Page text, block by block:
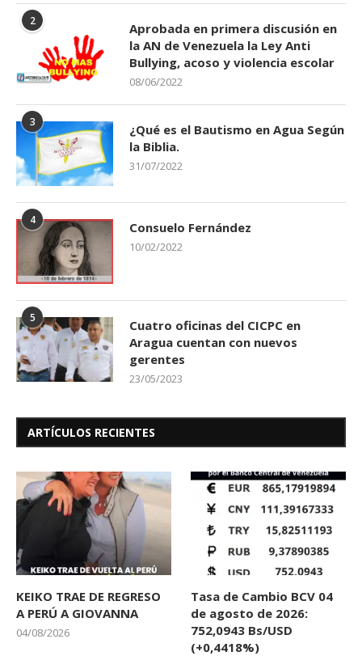
2
Aprobada en primera discusión en
la AN de Venezuela la Ley Anti
Bullying, acoso y violencia escolar
08/06/2022
3
¿Qué es el Bautismo en Agua Según
la Biblia.
31/07/2022
4 Consuelo Fernández
10/02/2022
5
Cuatro oficinas del CICPC en
Aragua cuentan con nuevos
gerentes
23/05/2023
ARTÍCULOS RECIENTES
KEIKO TRAE DE REGRESO
A PERÚ A GIOVANNA
04/08/2026
Tasa de Cambio BCV 04
de agosto de 2026:
752,0943 Bs/USD
(+0,4418%)